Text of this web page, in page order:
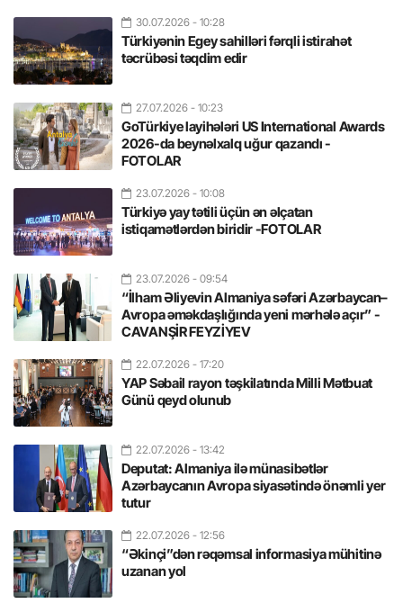
30.07.2026 - 10:28
Türkiyənin Egey sahilləri fərqli istirahət
təcrübəsi təqdim edir
27.07.2026 - 10:23
GoTürkiye layihələri US International Awards
2026-da beynəlxalq uğur qazandı -
FOTOLAR
23.07.2026 - 10:08
Türkiyə yay tətili üçün ən əlçatan
istiqamətlərdən biridir -FOTOLAR
23.07.2026 - 09:54
“İlham Əliyevin Almaniya səfəri Azərbaycan–
Avropa əməkdaşlığında yeni mərhələ açır” -
CAVANŞİR FEYZİYEV
22.07.2026 - 17:20
YAP Səbail rayon təşkilatında Milli Mətbuat
Günü qeyd olunub
22.07.2026 - 13:42
Deputat: Almaniya ilə münasibətlər
Azərbaycanın Avropa siyasətində önəmli yer
tutur
22.07.2026 - 12:56
“Əkinçi”dən rəqəmsal informasiya mühitinə
uzanan yol